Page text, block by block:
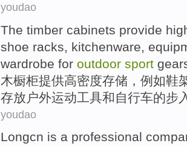
youdao
The timber cabinets provide
shoe racks kitchenware
wardrobe for outdoor sport
木橱柜提供高密度存储 ， 例如鞋
存放 户外运动工具和 自行车的步
youdao
Longcn is a professional